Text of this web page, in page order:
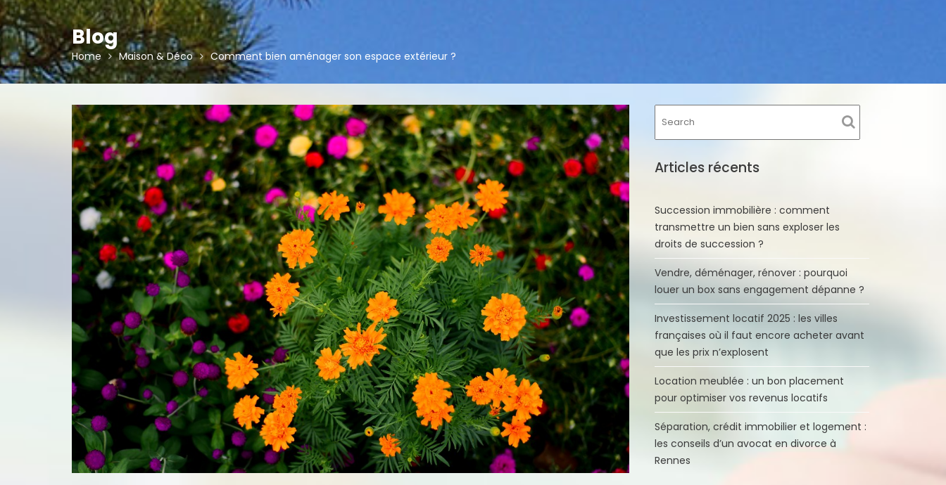
Blog
Home Maison & Déco Comment bien aménager son espace extérieur ?
Articles récents
Succession immobilière : comment
transmettre un bien sans exploser les
droits de succession ?
Vendre, déménager, rénover : pourquoi
louer un box sans engagement dépanne ?
Investissement locatif 2025 : les villes
françaises où il faut encore acheter avant
que les prix n’explosent
Location meublée : un bon placement
pour optimiser vos revenus locatifs
Séparation, crédit immobilier et logement :
les conseils d’un avocat en divorce à
Rennes